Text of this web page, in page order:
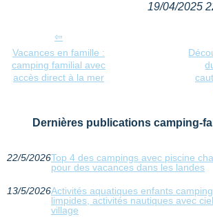
19/04/2025
Vacances en famille :
camping familial avec
accès direct à la mer
Dernières publications camping-
22/5/2026Top 4 des campings avec piscine
pour des vacances dans les landes
13/5/2026Activités aquatiques enfants
limpides, activités nautiques avec
village